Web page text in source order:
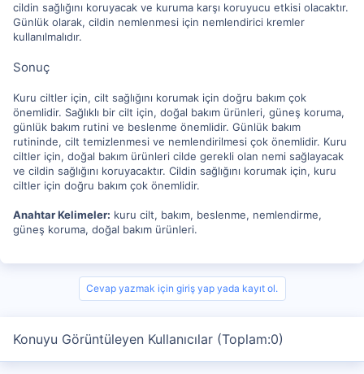
cildin sağlığını koruyacak ve kuruma karşı koruyucu etkisi olacaktır.
Günlük olarak, cildin nemlenmesi için nemlendirici kremler
kullanılmalıdır.
Sonuç
Kuru ciltler için, cilt sağlığını korumak için doğru bakım çok
önemlidir. Sağlıklı bir cilt için, doğal bakım ürünleri, güneş koruma,
günlük bakım rutini ve beslenme önemlidir. Günlük bakım
rutininde, cilt temizlenmesi ve nemlendirilmesi çok önemlidir. Kuru
ciltler için, doğal bakım ürünleri cilde gerekli olan nemi sağlayacak
ve cildin sağlığını koruyacaktır. Cildin sağlığını korumak için, kuru
ciltler için doğru bakım çok önemlidir.
Anahtar Kelimeler: kuru cilt, bakım, beslenme, nemlendirme,
güneş koruma, doğal bakım ürünleri.
Cevap yazmak için giriş yap yada kayıt ol.
Konuyu Görüntüleyen Kullanıcılar (Toplam:0)